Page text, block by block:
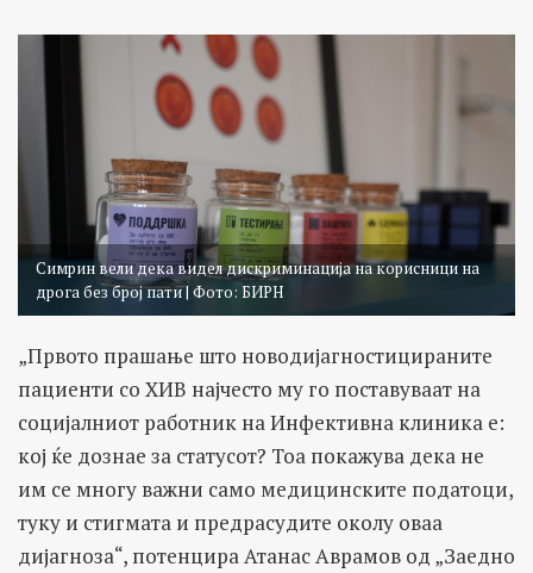
Симрин вели дека видел дискриминација на корисници на
дрога без број пати | Фото: БИРН
„Првото прашање што новодијагностицираните
пациенти со ХИВ најчесто му го поставуваат на
социјалниот работник на Инфективна клиника е:
кој ќе дознае за статусот? Тоа покажува дека не
им се многу важни само медицинските податоци,
туку и стигмата и предрасудите околу оваа
дијагноза“, потенцира Атанас Аврамов од „Заедно